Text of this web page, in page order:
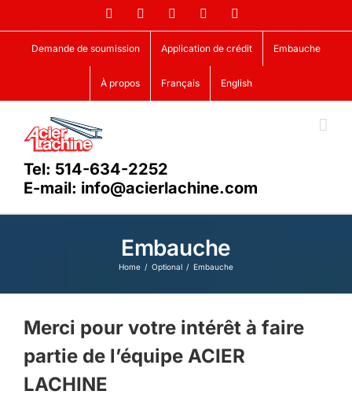
to
content
FacebookLinkedIn YouTube
Demande de soumission Application de crédit Embauche
À propos Français English
Tel: 514-634-2252
E-mail: info@acierlachine.com
Embauche
Home Optional Embauche
Merci pour votre intérêt à faire
partie de l’équipe ACIER
LACHINE